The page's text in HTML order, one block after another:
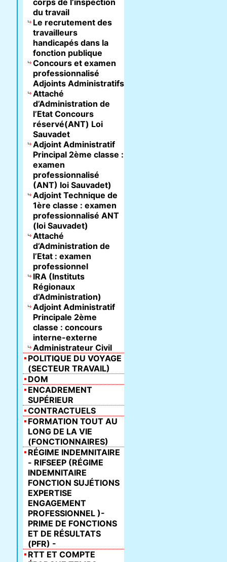
corps de l’inspection
du travail
Le recrutement des
travailleurs
handicapés dans la
fonction publique
Concours et examen
professionnalisé
Adjoints Administratifs
Attaché
d’Administration de
l’Etat Concours
réservé(ANT) Loi
Sauvadet
Adjoint Administratif
Principal 2ème classe :
examen
professionnalisé
(ANT) loi Sauvadet)
Adjoint Technique de
1ère classe : examen
professionnalisé ANT
(loi Sauvadet)
Attaché
d’Administration de
l’Etat : examen
professionnel
IRA (Instituts
Régionaux
d’Administration)
Adjoint Administratif
Principale 2ème
classe : concours
interne-externe
Administrateur Civil
POLITIQUE DU VOYAGE
(SECTEUR TRAVAIL)
DOM
ENCADREMENT
SUPÉRIEUR
CONTRACTUELS
FORMATION TOUT AU
LONG DE LA VIE
(FONCTIONNAIRES)
RÉGIME INDEMNITAIRE
- RIFSEEP (RÉGIME
INDEMNITAIRE
FONCTION SUJÉTIONS
EXPERTISE
ENGAGEMENT
PROFESSIONNEL )-
PRIME DE FONCTIONS
ET DE RÉSULTATS
(PFR) -
RTT ET COMPTE